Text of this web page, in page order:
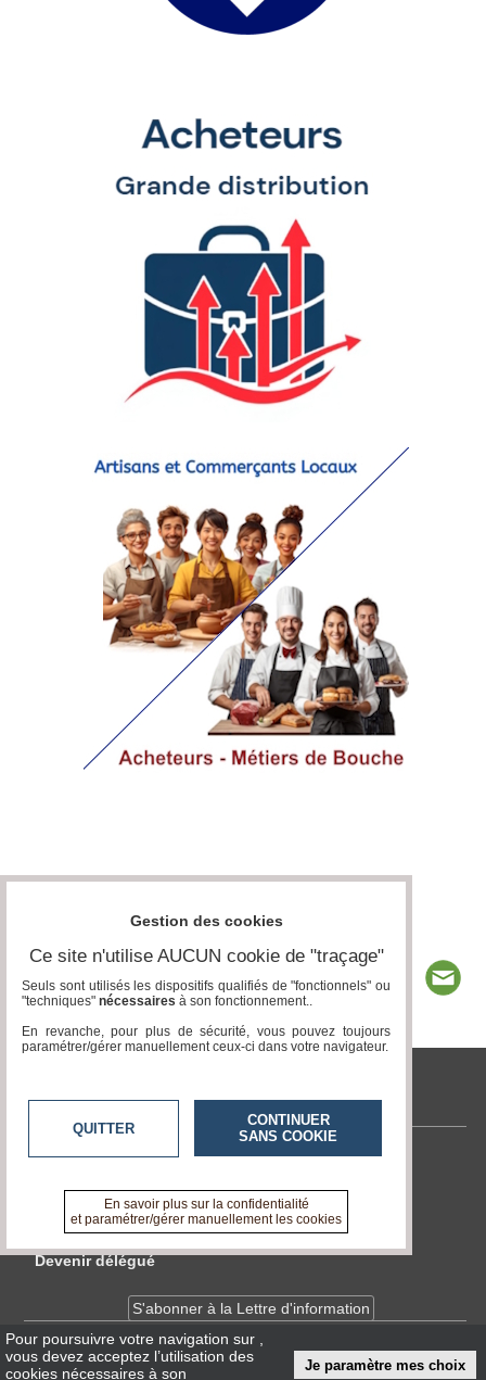
tvlocale.fr
En savoir +
A propos de tvlocale.fr
Devenir délégué
S'abonner à la Lettre d'information
InfosCNIL/RGPD
Pour poursuivre votre navigation sur
vous devez acceptez l’utilisation des
cookies nécessaires à son
Je paramètre mes choix
Gestion des cookies
Ce site n'utilise AUCUN cookie de "traçage"
Seuls sont utilisés les dispositifs qualifiés de "fonctionnels" ou
"techniques" nécessaires à son fonctionnement..
En revanche, pour plus de sécurité, vous pouvez toujours
paramétrer/gérer manuellement ceux-ci dans votre navigateur.
QUITTER
CONTINUER
SANS COOKIE
En savoir plus sur la confidentialité
et paramétrer/gérer manuellement les cookies